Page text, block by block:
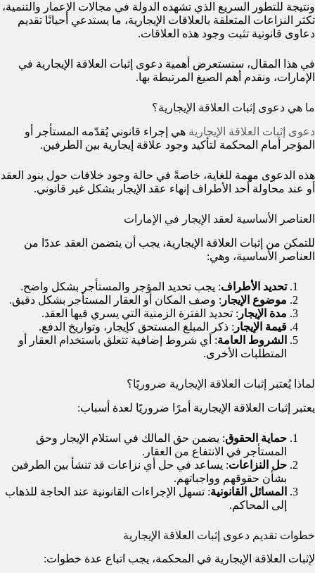
ونتيجة للتطور السريع الذي تشهده الدولة في مجالات الإعمار والتنمية،
تكثر النزاعات المتعلقة بالعلاقات الإيجارية، ما يستدعي أحيانًا تقديم
دعاوى قانونية تثبت وجود هذه العلاقات.
في هذا المقال، سنستعرض أهمية دعوى إثبات العلاقة الإيجارية في
الإمارات، ونقدم أهم الصيغ المرتبطة بها.
ما هي دعوى إثبات العلاقة الإيجارية؟
دعوى إثبات العلاقة الإيجارية هي إجراء قانوني يُقدّمه المستأجر أو
المؤجر أمام المحكمة لتأكيد وجود علاقة إيجارية بين الطرفين.
هذه الدعوى مهمة للغاية، خاصةً في حالة وجود خلافات حول بنود العقد
أو عند محاولة أحد الأطراف إنهاء عقد الإيجار بشكل غير قانوني.
العناصر الأساسية لعقد الإيجار في الإمارات
للتمكن من إثبات العلاقة الإيجارية، يجب أن يتضمن العقد عددًا من
العناصر الأساسية، وهي:
تحديد الأطراف: يجب تحديد المؤجر والمستأجر بشكل واضح.
موضوع الإيجار : وصف المكان أو العقار المستأجر بشكل دقيق.
مدة الإيجار : تحديد الفترة الزمنية التي يسري فيها العقد.
قيمة الإيجار : ذكر المبلغ المستحق كإيجار، وتواريخ الدفع.
الشروط العامة: أي شروط إضافية تتعلق باستخدام العقار أو
المتطلبات الأخرى.
لماذا يُعتبر إثبات العلاقة الإيجارية ضروريًا؟
يعتبر إثبات العلاقة الإيجارية أمرًا ضروريًا لعدة أسباب:
حماية الحقوق: يضمن حق المالك في استلام الإيجار وحق
المستأجر في الانتفاع من العقار.
حل النزاعات: يساعد في حل أي نزاعات قد تنشأ بين الطرفين
بشأن حقوقهم وواجباتهم.
المسائل القانونية: تسهل الإجراءات القانونية عند الحاجة للذهاب
إلى المحاكم.
خطوات تقديم دعوى إثبات العلاقة الإيجارية
لإثبات العلاقة الإيجارية في المحكمة، يجب اتباع عدة خطوات: